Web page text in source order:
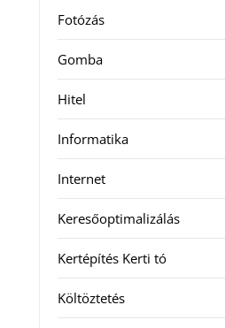
Fotózás
Gomba
Hitel
Informatika
Internet
Keresőoptimalizálás
Kertépítés Kerti tó
Költöztetés